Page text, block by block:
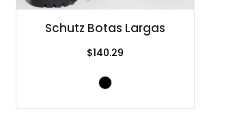
Schutz Botas Largas
$140.29